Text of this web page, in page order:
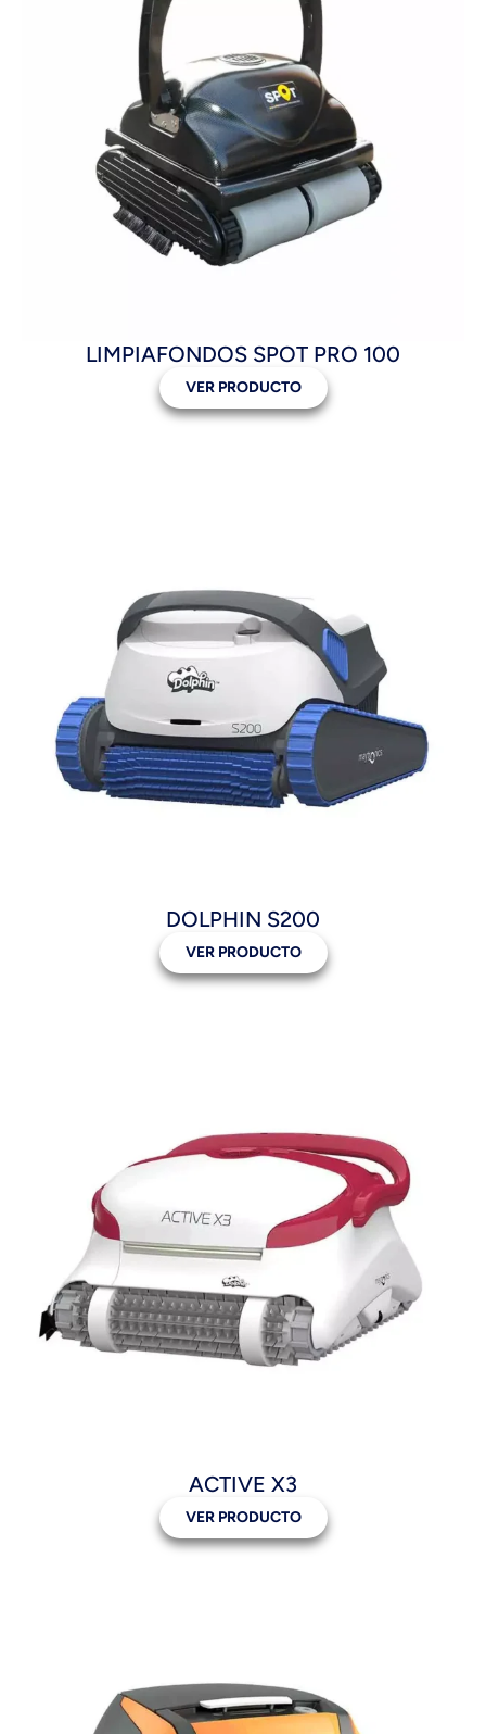
LIMPIAFONDOS SPOT PRO 100
VER PRODUCTO
DOLPHIN S200
VER PRODUCTO
ACTIVE X3
VER PRODUCTO